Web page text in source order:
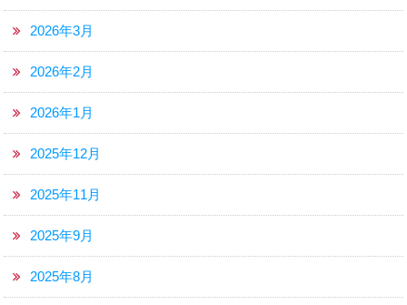
2026年3月
2026年2月
2026年1月
2025年12月
2025年11月
2025年9月
2025年8月